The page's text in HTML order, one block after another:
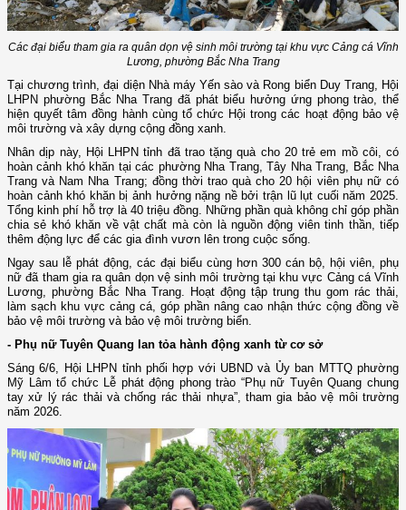
Các đại biểu tham gia ra quân dọn vệ sinh môi trường tại khu vực Cảng cá Vĩnh
Lương, phường Bắc Nha Trang
Tại chương trình, đại diện Nhà máy Yến sào và Rong biển Duy Trang, Hội
LHPN phường Bắc Nha Trang đã phát biểu hưởng ứng phong trào, thể
hiện quyết tâm đồng hành cùng tổ chức Hội trong các hoạt động bảo vệ
môi trường và xây dựng cộng đồng xanh.
Nhân dịp này, Hội LHPN tỉnh đã trao tặng quà cho 20 trẻ em mồ côi, có
hoàn cảnh khó khăn tại các phường Nha Trang, Tây Nha Trang, Bắc Nha
Trang và Nam Nha Trang; đồng thời trao quà cho 20 hội viên phụ nữ có
hoàn cảnh khó khăn bị ảnh hưởng nặng nề bởi trận lũ lụt cuối năm 2025.
Tổng kinh phí hỗ trợ là 40 triệu đồng. Những phần quà không chỉ góp phần
chia sẻ khó khăn về vật chất mà còn là nguồn động viên tinh thần, tiếp
thêm động lực để các gia đình vươn lên trong cuộc sống.
Ngay sau lễ phát động, các đại biểu cùng hơn 300 cán bộ, hội viên, phụ
nữ đã tham gia ra quân dọn vệ sinh môi trường tại khu vực Cảng cá Vĩnh
Lương, phường Bắc Nha Trang. Hoạt động tập trung thu gom rác thải,
làm sạch khu vực cảng cá, góp phần nâng cao nhận thức cộng đồng về
bảo vệ môi trường và bảo vệ môi trường biển.
- Phụ nữ Tuyên Quang lan tỏa hành động xanh từ cơ sở
Sáng 6/6, Hội LHPN tỉnh phối hợp với UBND và Ủy ban MTTQ phường
Mỹ Lâm tổ chức Lễ phát động phong trào “Phụ nữ Tuyên Quang chung
tay xử lý rác thải và chống rác thải nhựa”, tham gia bảo vệ môi trường
năm 2026.